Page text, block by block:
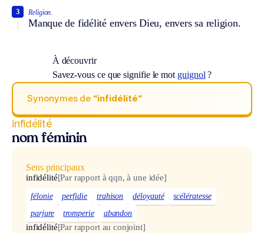
Religion.
Manque de fidélité envers Dieu, envers sa religion.
3
À découvrir
Savez-vous ce que signifie le mot guignol ?
Synonymes de “infidélité“
infidélité
nom féminin
Sens principaux
infidélité[Par rapport à qqn, à une idée]
félonie perfidie trahison déloyauté
scélératesse
parjure
tromperie abandon
infidélité[Par rapport au conjoint]